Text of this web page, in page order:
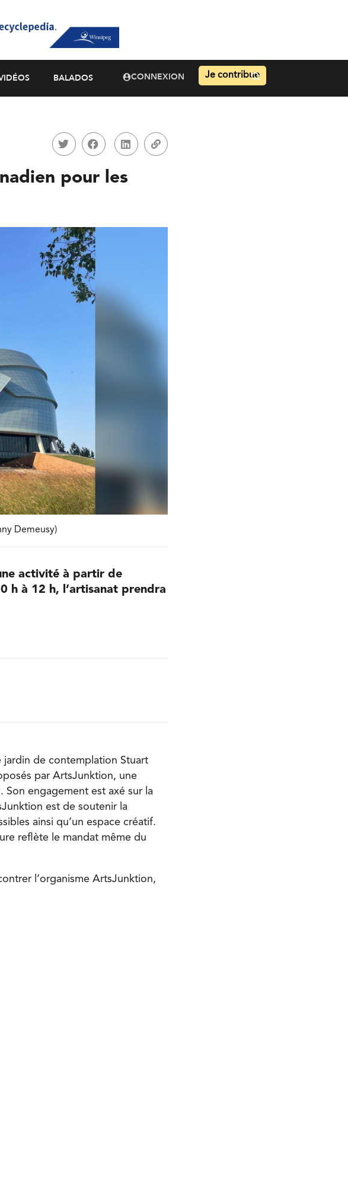
BALADOS CONNEXION Je contribue
pour les
Demeusy)
activité à partir de
h à 12 h, l’artisanat prendra
de contemplation Stuart
par ArtsJunktion, une
Son engagement est axé sur la
est de soutenir la
ainsi qu’un espace créatif.
reflète le mandat même du
l’organisme ArtsJunktion,